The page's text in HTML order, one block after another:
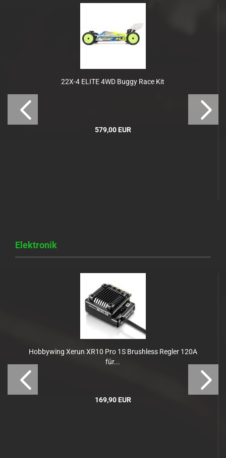
22X-4 ELITE 4WD Buggy Race Kit
579,00 EUR
Elektronik
Hobbywing Xerun XR10 Pro 1S Brushless Regler 120A
für...
169,90 EUR